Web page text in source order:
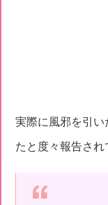
実際に風邪を引
たと度々報告され